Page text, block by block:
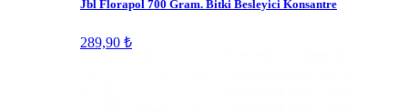
Jbl Florapol 700 Gram. Bitki Besleyici Konsantre
289,90 ₺